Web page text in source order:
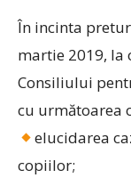
În incinta
martie 2019, la
Consiliului
cu următoarea
elucidarea
copiilor;